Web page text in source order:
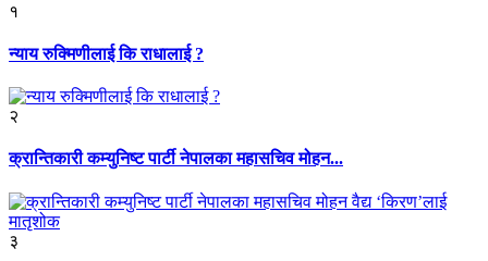
१
न्याय रुक्मिणीलाई कि राधालाई ?
२
क्रान्तिकारी कम्युनिष्ट पार्टी नेपालका महासचिव मोहन...
३